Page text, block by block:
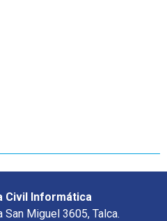
Civil Informática
Miguel 3605, Talca.